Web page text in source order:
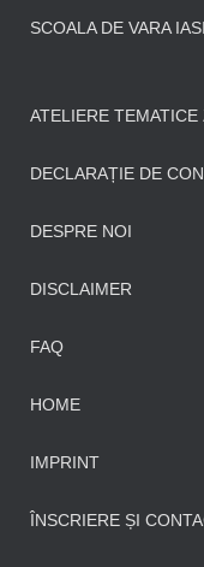
SCOALA DE VARA
ATELIERE TEMATICE
DECLARAȚIE DE
DESPRE NOI
DISCLAIMER
FAQ
HOME
IMPRINT
ÎNSCRIERE ȘI